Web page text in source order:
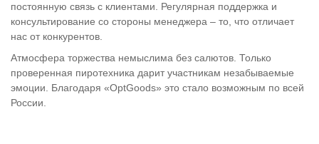
постоянную связь с клиентами. Регулярная поддержка и
консультирование со стороны менеджера – то, что отличает
нас от конкурентов.
Атмосфера торжества немыслима без салютов. Только
проверенная пиротехника дарит участникам незабываемые
эмоции. Благодаря «OptGoods» это стало возможным по всей
России.